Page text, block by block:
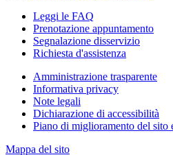
Leggi le FAQ
Prenotazione appuntamento
Segnalazione disservizio
Richiesta d'assistenza
Amministrazione trasparente
Informativa privacy
Note legali
Dichiarazione di accessibilità
Piano di miglioramento del sito
Mappa del sito